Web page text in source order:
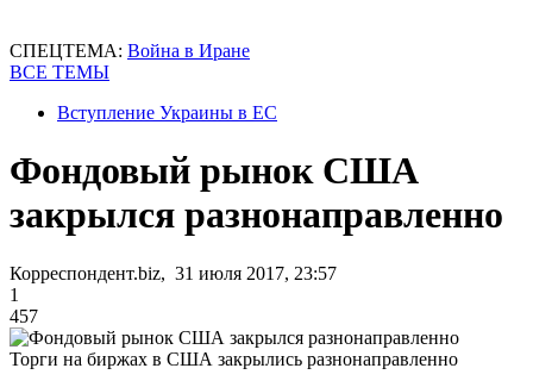
СПЕЦТЕМА: Война в Иране
ВСЕ ТЕМЫ
Вступление Украины в ЕС
Фондовый рынок США
закрылся разнонаправленно
Корреспондент.biz, 31 июля 2017, 23:57
1
457
Торги на биржах в США закрылись разнонаправленно